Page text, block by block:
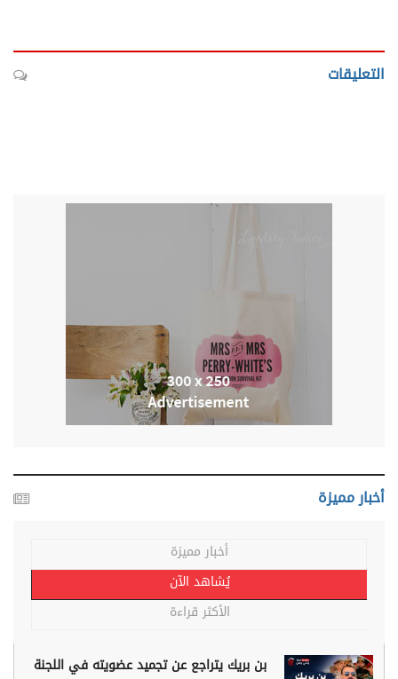
التعليقات
أخبار مميزة
أخبار مميزة
يُشاهد الآن
الأكثر قراءة
بن بريك يتراجع عن تجميد عضويته في اللجنة